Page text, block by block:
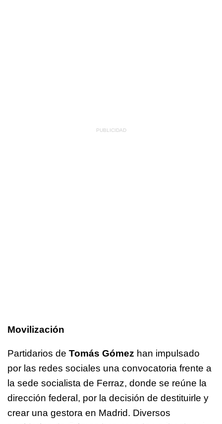
Movilización
Partidarios de Tomás Gómez han impulsado
por las redes sociales una convocatoria frente a
la sede socialista de Ferraz, donde se reúne la
dirección federal, por la decisión de destituirle y
crear una gestora en Madrid. Diversos